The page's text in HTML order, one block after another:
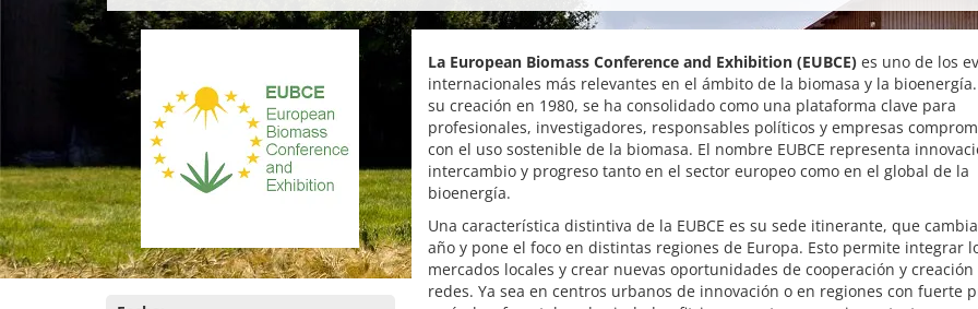
La European Biomass Conference and Exhibition (EUBCE)es uno de los
internacionales más relevantes en el ámbito de la biomasa y la
su creación en 1980, se ha consolidado como una plataforma clave para
profesionales, investigadores, responsables políticos y empresas
con el uso sostenible de la biomasa. El nombre EUBCE representa
intercambio y progreso tanto en el sector europeo como en el global de la
bioenergía.
Una característica distintiva de la EUBCE es su sede itinerante, que
año y pone el foco en distintas regiones de Europa. Esto permite integrar
mercados locales y crear nuevas oportunidades de cooperación y creación
redes. Ya sea en centros urbanos de innovación o en regiones con fuerte